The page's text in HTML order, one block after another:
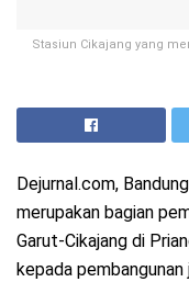
Stasiun Cikajang yang
Dejurnal.com,
merupakan bagian
Garut-Cikajang di
kepada